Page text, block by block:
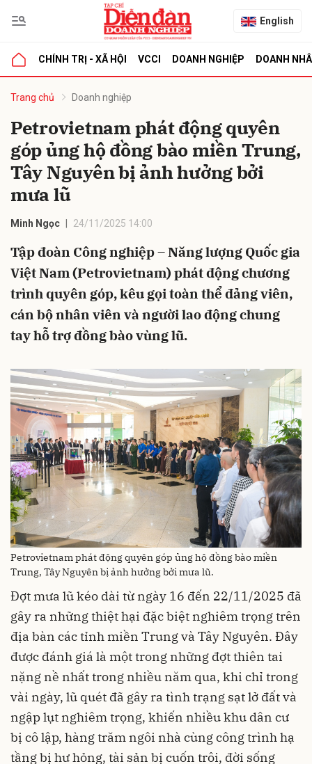
English
CHÍNH TRỊ - XÃ HỘI VCCI DOANH NGHIỆP DOANH
Trang chủ Doanh nghiệp
Petrovietnam phát động quyên
góp ủng hộ đồng bào miền Trung,
Tây Nguyên bị ảnh hưởng bởi
mưa lũ
Minh Ngọc 24/11/2025 14:00
Tập đoàn Công nghiệp – Năng lượng Quốc gia
Việt Nam (Petrovietnam) phát động chương
trình quyên góp, kêu gọi toàn thể đảng viên,
cán bộ nhân viên và người lao động chung
tay hỗ trợ đồng bào vùng lũ.
Petrovietnam phát động quyên góp ủng hộ đồng bào miền
Trung, Tây Nguyên bị ảnh hưởng bởi mưa lũ.
Đợt mưa lũ kéo dài từ ngày 16 đến 22/11/2025 đã
gây ra những thiệt hại đặc biệt nghiêm trọng trên
địa bàn các tỉnh miền Trung và Tây Nguyên. Đây
được đánh giá là một trong những đợt thiên tai
nặng nề nhất trong nhiều năm qua, khi chỉ trong
vài ngày, lũ quét đã gây ra tình trạng sạt lở đất và
ngập lụt nghiêm trọng, khiến nhiều khu dân cư
bị cô lập, hàng trăm ngôi nhà cùng công trình hạ
tầng bị hư hỏng, tài sản bị cuốn trôi, đời sống
luận